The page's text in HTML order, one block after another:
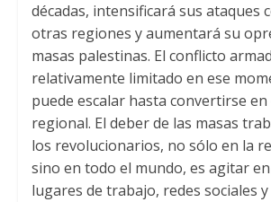
décadas, intensificará sus ataques
otras regiones y aumentará su
masas palestinas. El conflicto
relativamente limitado en ese
puede escalar hasta convertirse
regional. El deber de las masas
los revolucionarios, no sólo en la
sino en todo el mundo, es agitar en
lugares de trabajo, redes sociales